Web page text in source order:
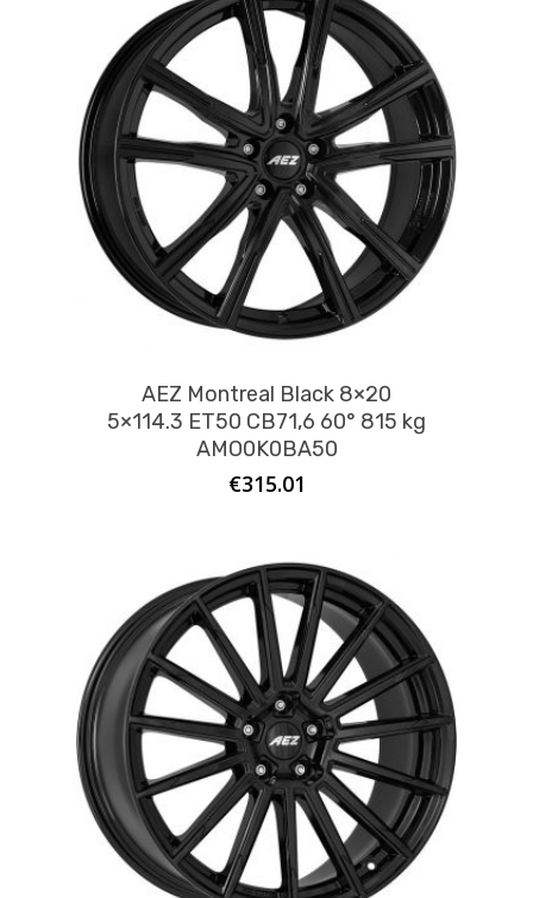
AEZ Montreal Black 8×20
5×114.3 ET50 CB71,6 60° 815 kg
AMO0K0BA50
€315.01